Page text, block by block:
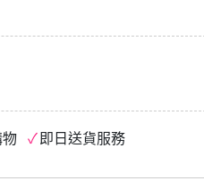
物 即日送貨服務